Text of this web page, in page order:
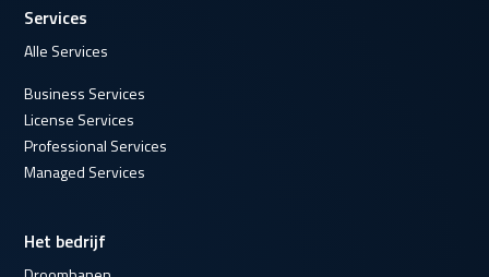
Services
Alle Services
Business Services
License Services
Professional Services
Managed Services
Het bedrijf